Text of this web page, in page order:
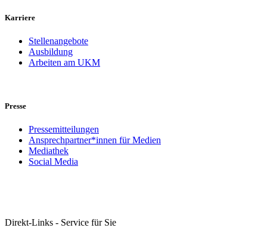
Karriere
Stellenangebote
Ausbildung
Arbeiten am UKM
Presse
Pressemitteilungen
Ansprechpartner*innen für Medien
Mediathek
Social Media
Direkt-Links - Service für Sie